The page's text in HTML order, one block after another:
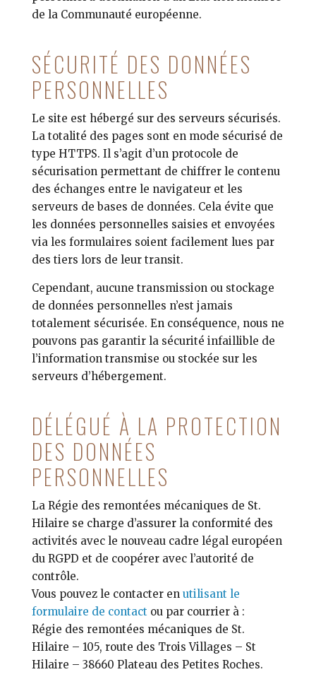
de la Communauté européenne.
SÉCURITÉ DES DONNÉES
PERSONNELLES
Le site est hébergé sur des serveurs sécurisés.
La totalité des pages sont en mode sécurisé de
type HTTPS. Il s’agit d’un protocole de
sécurisation permettant de chiffrer le contenu
des échanges entre le navigateur et les
serveurs de bases de données. Cela évite que
les données personnelles saisies et envoyées
via les formulaires soient facilement lues par
des tiers lors de leur transit.
Cependant, aucune transmission ou stockage
de données personnelles n’est jamais
totalement sécurisée. En conséquence, nous ne
pouvons pas garantir la sécurité infaillible de
l’information transmise ou stockée sur les
serveurs d’hébergement.
DÉLÉGUÉ À LA PROTECTION
DES DONNÉES
PERSONNELLES
La Régie des remontées mécaniques de St.
Hilaire se charge d’assurer la conformité des
activités avec le nouveau cadre légal européen
du RGPD et de coopérer avec l’autorité de
contrôle.
Vous pouvez le contacter en utilisant le
formulaire de contact ou par courrier à :
Régie des remontées mécaniques de St.
Hilaire – 105, route des Trois Villages – St
Hilaire – 38660 Plateau des Petites Roches.